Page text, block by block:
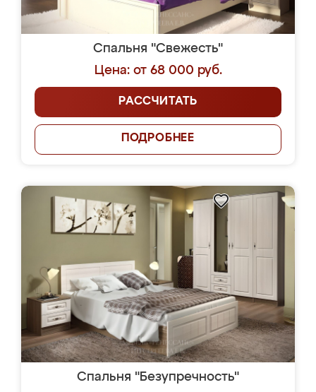
Спальня "Свежесть"
Цена: от 68 000 руб.
РАССЧИТАТЬ
ПОДРОБНЕЕ
Спальня "Безупречность"